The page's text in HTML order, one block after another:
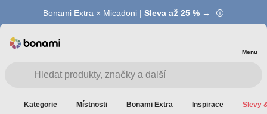
Bonami Extra × Micadoni | Sleva až 25 % →
Summer Sale | Ušetřete až 40 % →
Menu
Kategorie Místnosti Bonami Extra Inspirace Slevy